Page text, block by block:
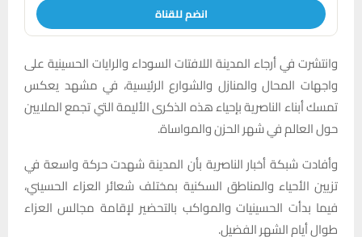
انضم للقناة
وانتشرت في أرجاء المدينة اللافتات السوداء والرايات الحسينية على
واجهات المحال والمنازل والشوارع الرئيسية، في مشهد يعكس
تمسك أبناء الناصرية بإحياء هذه الذكرى الأليمة التي تجمع الملايين
حول العالم في شهر الحزن والمواساة.
وأفادت شبكة أخبار الناصرية بأن المدينة شهدت حركة واسعة في
تزيين الأحياء والمناطق السكنية بمختلف شعائر العزاء الحسيني،
فيما بدأت الحسينيات والمواكب بالتحضير لإقامة مجالس العزاء
طوال أيام الشهر الفضيل.